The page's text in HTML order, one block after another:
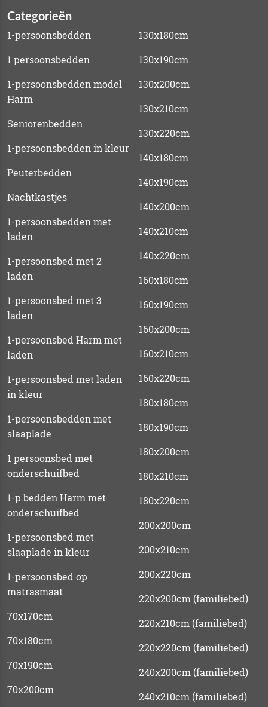
Categorieën
1-persoonsbedden
1 persoonsbedden
1-persoonsbedden model
Harm
Seniorenbedden
1-persoonsbedden in kleur
Peuterbedden
Nachtkastjes
1-persoonsbedden met
laden
1-persoonsbed met 2
laden
1-persoonsbed met 3
laden
1-persoonsbed Harm met
laden
1-persoonsbed met laden
in kleur
1-persoonsbedden met
slaaplade
1 persoonsbed met
onderschuifbed
1-p.bedden Harm met
onderschuifbed
1-persoonsbed met
slaaplade in kleur
1-persoonsbed op
matrasmaat
70x170cm
70x180cm
70x190cm
70x200cm
130x180cm
130x190cm
130x200cm
130x210cm
130x220cm
140x180cm
140x190cm
140x200cm
140x210cm
140x220cm
160x180cm
160x190cm
160x200cm
160x210cm
160x220cm
180x180cm
180x190cm
180x200cm
180x210cm
180x220cm
200x200cm
200x210cm
200x220cm
220x200cm (familiebed)
220x210cm (familiebed)
220x220cm (familiebed)
240x200cm (familiebed)
240x210cm (familiebed)